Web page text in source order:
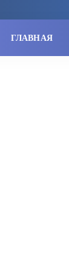
ГЛАВНАЯ